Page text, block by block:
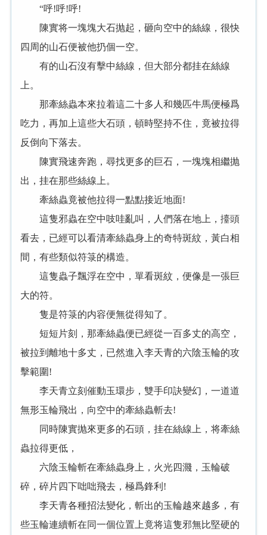
“呼!呼!呼!
陳實将一塊塊大石抛起，砸向空中的絲線，很快
四周的山石便被他扔個一空。
有的山石沒有擊中絲線，但大部分都挂在絲線
上。
那牽絲蟲本來拉着這二十多人和幾匹牛馬便極爲
吃力，再加上這些大石頭，頓時堅持不住，竟被拉得
反倒向下落去。
陳實飛速奔跑，尋找更多的巨石，一塊塊相繼抛
出，挂在那些絲線上。
牽絲蟲竟被他拉得一點點接近地面!
這隻邪蟲在空中吱哇亂叫，人們落在地上，擡頭
看去，已經可以看清牽絲蟲身上的奇特斑紋，黃白相
間，有些類似符箓的構造。
這隻蟲子飄浮在空中，單看斑紋，便像是一張巨
大的符。
隻是符箓的内容便無從得知了。
短短片刻，那牽絲蟲便已經從一百多丈的高空，
被拉到離地十多丈，已然進入李天青的六陰玉輪的攻
擊範圍!
李天青立刻催動玉環步，雙手印訣變幻，一道道
無形玉輪飛出，向空中的牽絲蟲斬去!
同時陳實抛來更多的石頭，挂在絲線上，将牽絲
蟲拉得更低，
六陰玉輪斬在牽絲蟲身上，火光四濺，玉輪破
碎，碎片四下咄咄飛去，極爲鋒利!
李天青各種招法變化，斬出的玉輪越來越多，有
些玉輪連續斬在同一個位置上竟将這隻邪無比堅硬的